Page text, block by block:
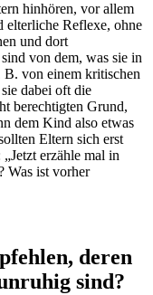
hinhören, vor allem
elterliche Reflexe, ohne
und dort
von dem, was sie in
B. von einem kritischen
dabei oft die
berechtigten Grund,
dem Kind also etwas
Eltern sich erst
erzähle mal in
Was ist vorher
deren
sind?